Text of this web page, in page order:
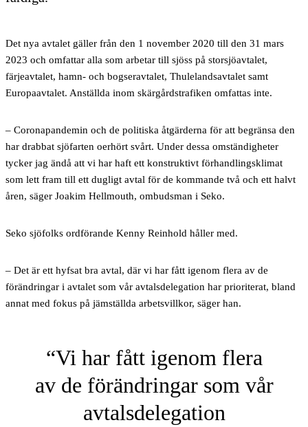
Det nya avtalet gäller från den 1 november 2020 till den 31 mars
2023 och omfattar alla som arbetar till sjöss på storsjöavtalet,
färjeavtalet, hamn- och bogseravtalet, Thulelandsavtalet samt
Europaavtalet. Anställda inom skärgårdstrafiken omfattas inte.
– Coronapandemin och de politiska åtgärderna för att begränsa den
har drabbat sjöfarten oerhört svårt. Under dessa omständigheter
tycker jag ändå att vi har haft ett konstruktivt förhandlingsklimat
som lett fram till ett dugligt avtal för de kommande två och ett halvt
åren, säger Joakim Hellmouth, ombudsman i Seko.
Seko sjöfolks ordförande Kenny Reinhold håller med.
– Det är ett hyfsat bra avtal, där vi har fått igenom flera av de
förändringar i avtalet som vår avtalsdelegation har prioriterat, bland
annat med fokus på jämställda arbetsvillkor, säger han.
Vi har fått igenom flera
av de förändringar som vår
avtalsdelegation